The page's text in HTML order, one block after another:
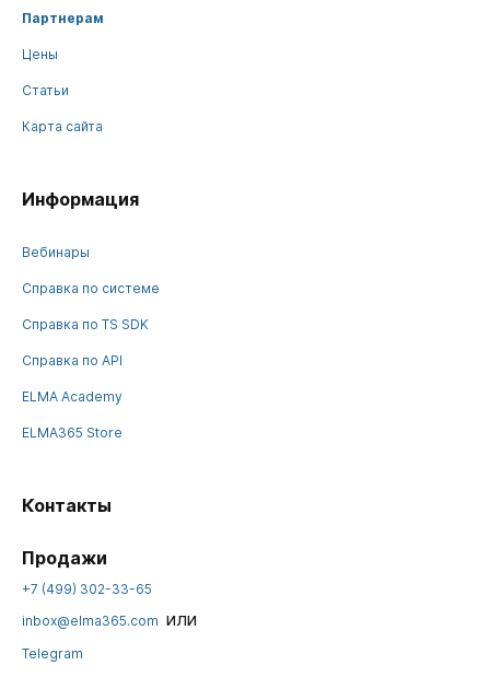
Партнерам
Цены
Статьи
Карта сайта
Информация
Вебинары
Справка по системе
Справка по TS SDK
Справка по API
ELMA Academy
ELMA365 Store
Контакты
Продажи
+7 (499) 302-33-65
inbox@elma365.com или
Telegram